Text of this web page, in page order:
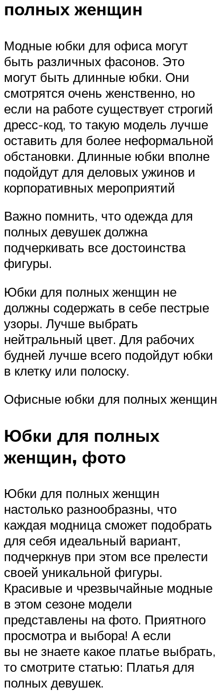
полных женщин
Модные юбки для офиса могут
быть различных фасонов. Это
могут быть длинные юбки. Они
смотрятся очень женственно, но
если на работе существует строгий
дресс-код, то такую модель лучше
оставить для более неформальной
обстановки. Длинные юбки вполне
подойдут для деловых ужинов и
корпоративных мероприятий
Важно помнить, что одежда для
полных девушек должна
подчеркивать все достоинства
фигуры.
Юбки для полных женщин не
должны содержать в себе пестрые
узоры. Лучше выбрать
нейтральный цвет. Для рабочих
будней лучше всего подойдут юбки
в клетку или полоску.
Офисные юбки для полных женщин
Юбки для полных
женщин, фото
Юбки для полных женщин
настолько разнообразны, что
каждая модница сможет подобрать
для себя идеальный вариант,
подчеркнув при этом все прелести
своей уникальной фигуры.
Красивые и чрезвычайные модные
в этом сезоне модели
представлены на фото. Приятного
просмотра и выбора! А если
вы не знаете какое платье выбрать,
то смотрите статью: Платья для
полных девушек.